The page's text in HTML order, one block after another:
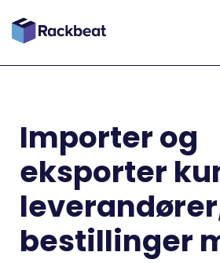
Importer og
eksporter
bestillinger